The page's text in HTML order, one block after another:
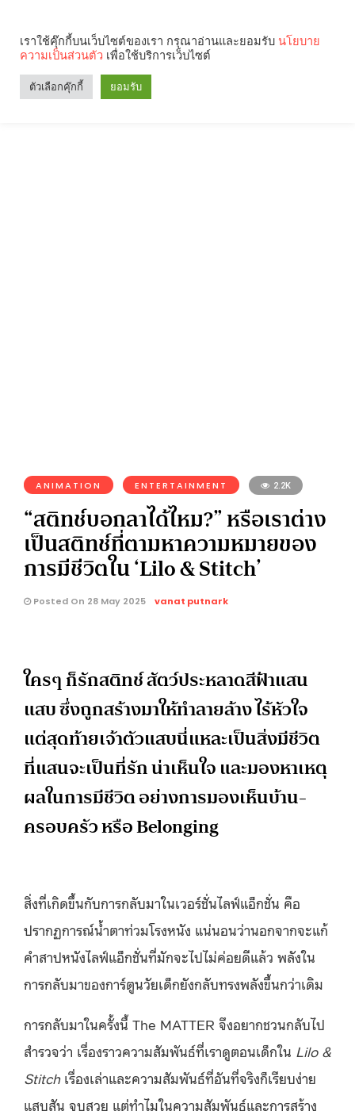
ANIMATION ENTERTAINMENT 2.2K
“สติทช์บอกลาได้ไหม?” หรือเราต่าง
เป็นสติทช์ที่ตามหาความหมายของ
การมีชีวิตใน ‘Lilo & Stitch’
Posted On 28 May 2025 vanat putnark
ใครๆ ก็รักสติทช์ สัตว์ประหลาดสีฟ้าแสน
แสบ ซึ่งถูกสร้างมาให้ทำลายล้าง ไร้หัวใจ
แต่สุดท้ายเจ้าตัวแสบนี่แหละเป็นสิ่งมีชีวิต
ที่แสนจะเป็นที่รัก น่าเห็นใจ และมองหาเหตุ
ผลในการมีชีวิต อย่างการมองเห็นบ้าน-
ครอบครัว หรือ Belonging
สิ่งที่เกิดขึ้นกับการกลับมาในเวอร์ชั่นไลฟ์แอ็กชั่น คือ
ปรากฏการณ์น้ำตาท่วมโรงหนัง แน่นอนว่านอกจากจะแก้
คำสาปหนังไลฟ์แอ็กชั่นที่มักจะไปไม่ค่อยดีแล้ว พลังใน
การกลับมาของการ์ตูนวัยเด็กยังกลับทรงพลังขึ้นกว่าเดิม
การกลับมาในครั้งนี้ The MATTER จึงอยากชวนกลับไป
สำรวจว่า เรื่องราวความสัมพันธ์ที่เราดูตอนเด็กใน Lilo &
Stitchเรื่องเล่าและความสัมพันธ์ที่อันที่จริงก็เรียบง่าย
แสบสัน จบสวย แต่ทำไมในความสัมพันธ์และการสร้าง
เราใช้คุ๊กกี้บนเว็บไซต์ของเรา กรุณาอ่านและยอมรับ นโยบาย
ความเป็นส่วนตัว เพื่อใช้บริการเว็บไซต์
ตัวเลือกคุ๊กกี้ ยอมรับ